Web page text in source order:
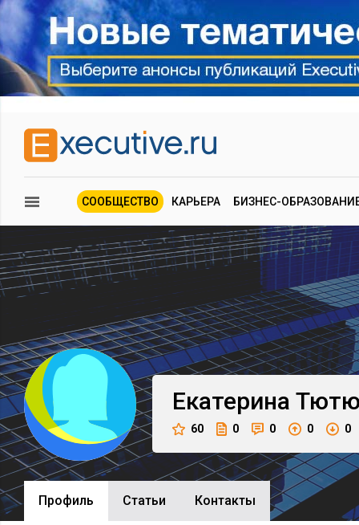
СООБЩЕСТВО КАРЬЕРА БИЗНЕС-
Екатерина
60 0 0 0 0
Профиль Cтатьи Контакты